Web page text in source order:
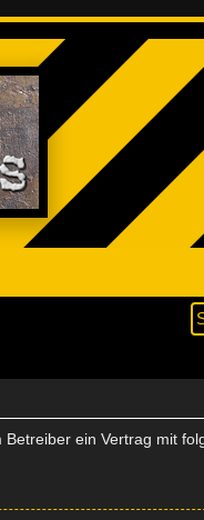
ein Vertrag mit